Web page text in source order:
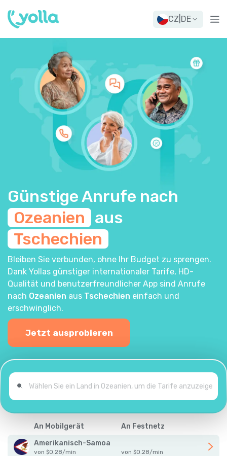
CZ DE
Günstige Anrufe nach
Ozeanien aus
Tschechien
Bleiben Sie verbunden, ohne Ihr Budget zu sprengen.
Dank Yollas günstiger internationaler Tarife, HD-
Qualität und benutzerfreundlicher App sind Anrufe
nach Ozeanien aus Tschechien einfach und
erschwinglich.
Jetzt ausprobieren
An Mobilgerät
An Festnetz
Amerikanisch-Samoa
von $0.28/min von $0.28/min